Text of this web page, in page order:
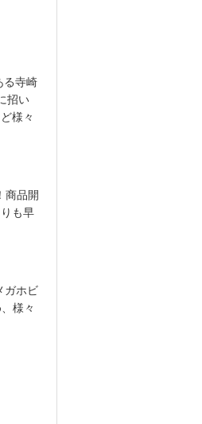
る寺崎
招い
様々
商品開
も早
ガホビ
様々